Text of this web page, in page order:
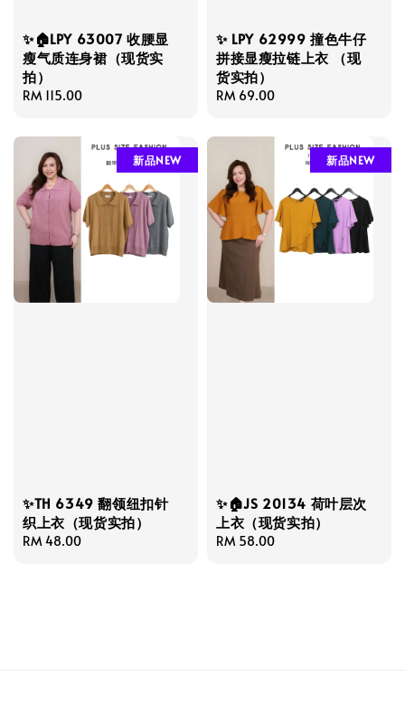
✨🏠LPY 63007 收腰显
瘦气质连身裙（现货实
拍）
Regular
RM 115.00
✨ LPY 62999 撞色牛仔
拼接显瘦拉链上衣 （现
货实拍）
Regular
RM 69.00
新品NEW
✨TH 6349 翻领纽扣针
织上衣（现货实拍）
Regular
RM 48.00
新品NEW
✨🏠JS 20134 荷叶层次
上衣（现货实拍）
Regular
RM 58.00